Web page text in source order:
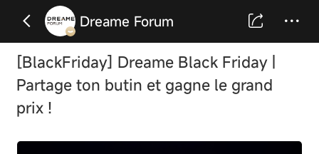
Dreame Forum
[BlackFriday] Dreame Black Friday |
Partage ton butin et gagne le grand
prix !